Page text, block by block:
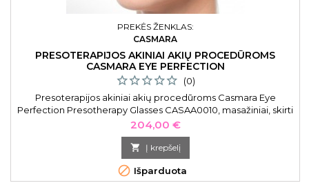
PREKĖS ŽENKLAS:
CASMARA
PRESOTERAPIJOS AKINIAI AKIŲ PROCEDŪROMS
CASMARA EYE PERFECTION
(0)
Presoterapijos akiniai akių procedūroms Casmara Eye
Perfection Presotherapy Glasses CASAA0010, masažiniai, skirti
naudoti su Eye Perfection Treatment procedūra
Kaina
204,00 €
 Į krepšelį
 Išparduota